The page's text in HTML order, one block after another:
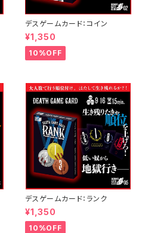
デスゲームカード：コイン
¥1,350
10%OFF
デスゲームカード：ランク
¥1,350
10%OFF